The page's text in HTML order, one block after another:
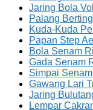
Jaring Bola
Palang
Kuda-Kuda
Papan Step
Bola Senam
Gada Senam
Simpai
Gawang Lari
Jaring
Lempar